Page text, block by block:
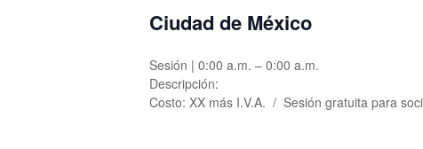
Ciudad de México
Sesión | 0:00 a.m. – 0:00 a.m.
Descripción:
Costo: XX más I.V.A. / Sesión gratuita para